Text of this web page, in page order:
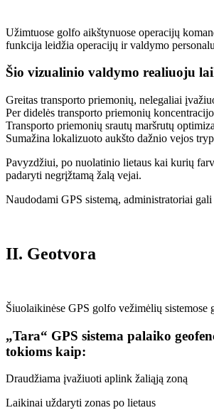
Užimtuose golfo aikštynuose operacijų
funkcija leidžia operacijų ir valdymo
Šio vizualinio valdymo realiuoju
Greitas transporto priemonių, nelegaliai
Per didelės transporto priemonių
Transporto priemonių srautų maršrutų
Sumažina lokalizuoto aukšto dažnio vejos
Pavyzdžiui, po nuolatinio lietaus kai kurių
padaryti negrįžtamą žalą vejai.
Naudodami GPS sistemą, administratoriai
II. Geotvora
Šiuolaikinėse GPS golfo vežimėlių sistemose
„Tara“ GPS sistema palaiko
tokioms kaip:
Draudžiama įvažiuoti aplink žaliąją zoną
Laikinai uždaryti zonas po lietaus